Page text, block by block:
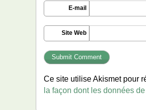
E-mail
Site Web
Ce site utilise Akismet pour
la façon dont les données